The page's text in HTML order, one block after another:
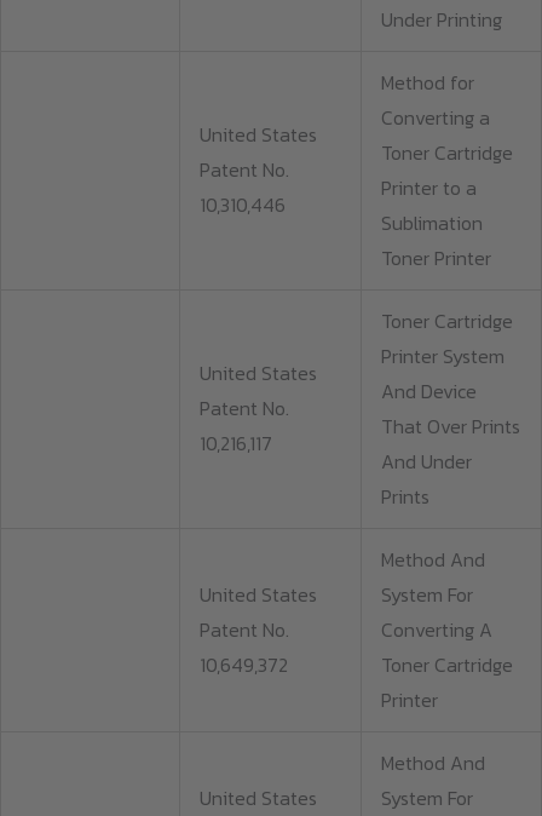
Under Printing
United States
Patent No.
10,310,446
Method for
Converting a
Toner Cartridge
Printer to a
Sublimation
Toner Printer
United States
Patent No.
10,216,117
Toner Cartridge
Printer System
And Device
That Over Prints
And Under
Prints
United States
Patent No.
10,649,372
Method And
System For
Converting A
Toner Cartridge
Printer
United States
Method And
System For